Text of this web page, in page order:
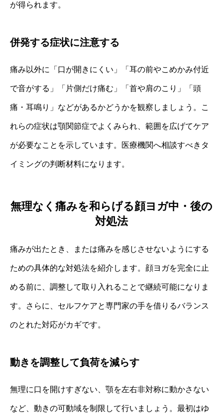
が得られます。
併発する症状に注意する
痛み以外に「口が開きにくい」「耳の前やこめかみ付近
で音がする」「片側だけ痛む」「首や肩のこり」「頭
痛・耳鳴り」などがあるかどうかを観察しましょう。こ
れらの症状は顎関節症でよくみられ、範囲を広げてケア
が必要なことを示しています。医療機関へ相談すべきタ
イミングの判断材料になります。
無理なく痛みを和らげる顔ヨガ中・後の
対処法
痛みが出たとき、または痛みを感じさせないようにする
ための具体的な対処法を紹介します。顔ヨガを完全に止
める前に、調整して取り入れることで継続可能になりま
す。さらに、セルフケアと専門家の手を借りるバランス
のとれた対応がカギです。
動きを調整して負荷を減らす
無理に口を開けすぎない、顎を左右非対称に動かさない
など、動きの可動域を制限して行いましょう。最初はゆ